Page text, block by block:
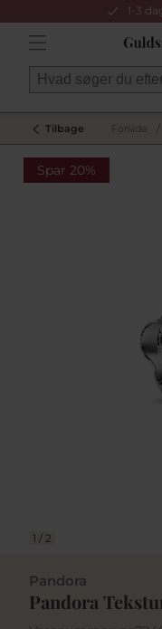
1-3
Tilbage Forside
Spar 20%
1 / 2
Pandora
Pandora